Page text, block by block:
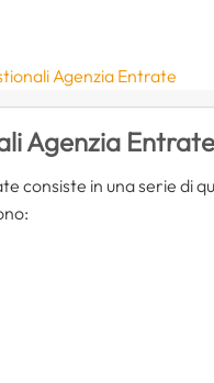
Agenzia Entrate
Agenzia Entrate
consiste in una serie di